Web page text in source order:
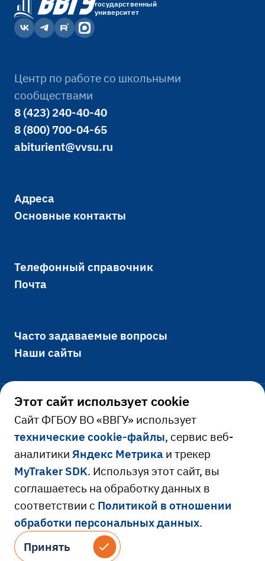
государственный
университет
Центр по работе со школьными
сообществами
8 (423) 240-40-40
8 (800) 700-04-65
abiturient@vvsu.ru
Адреса
Основные контакты
Телефонный справочник
Почта
Часто задаваемые вопросы
Наши сайты
Официально
Сведения об образовательной
организации
Сведения о доходах руководителя
Противодействие коррупции
Противодействие идеологии терроризма
и экстремизма
Ресурсы и сервисы
Расписание занятий
Библиотека
Электронная образовательная среда
© 2026 Владивостокский государственный
университет
Версия для слабовидящих
Этот сайт использует cookie
Cайт ФГБОУ ВО «ВВГУ» использует
технические cookie-файлы, сервис веб-
аналитикиЯндекс Метрика и трекер
MyTraker SDK. Используя этот сайт, вы
соглашаетесь на обработку данных в
соответствии с Политикой в отношении
обработки персональных данных.
Принять
Принять